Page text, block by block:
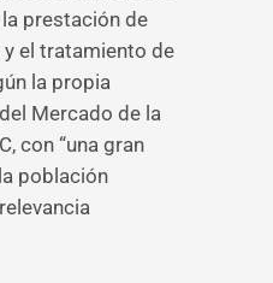
prestación de
el tratamiento de
la propia
Mercado de la
con “una gran
población